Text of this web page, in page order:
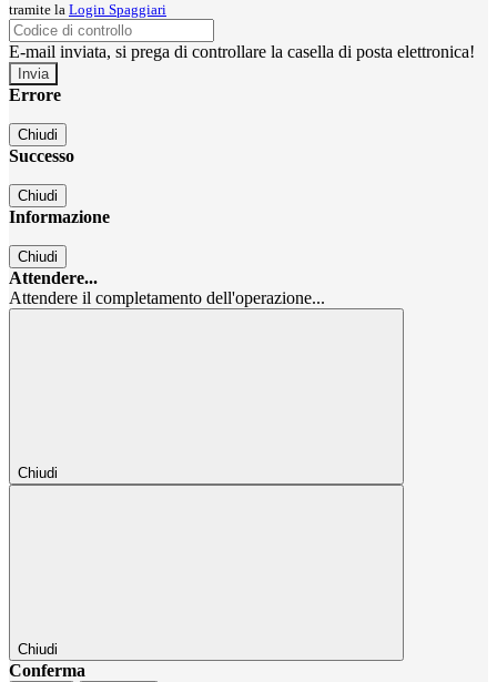
tramite la Login Spaggiari
E-mail inviata, si prega di controllare la casella di posta elettronica!
Errore
Chiudi
Successo
Chiudi
Informazione
Chiudi
Attendere...
Attendere il completamento dell'operazione...
Chiudi
Chiudi
Conferma